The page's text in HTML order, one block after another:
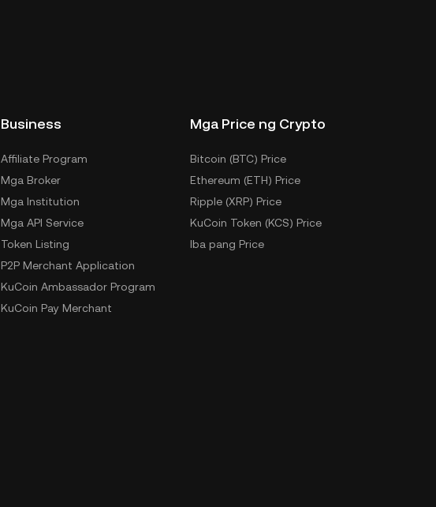
Business
Affiliate Program
Mga Broker
Mga Institution
Mga API Service
Token Listing
P2P Merchant Application
KuCoin Ambassador Program
KuCoin Pay Merchant
Mga Price ng Crypto
Bitcoin (BTC) Price
Ethereum (ETH) Price
Ripple (XRP) Price
KuCoin Token (KCS) Price
Iba pang Price